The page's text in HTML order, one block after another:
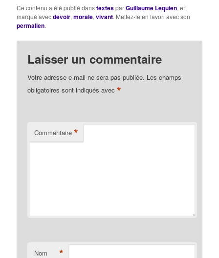
une étagère ni encore
faire frire des beignets.
C ’est aussi le cas de
disons pas (et ne
devons…
Ce contenu a été publié danstextesparGuillaume Lequien, et
marqué avecdevoir,morale,vivant. Mettez-le en favori avec son
permalien.
Laisser un commentaire
Votre adresse e-mail ne sera pas publiée. Les champs
obligatoires sont indiqués avec*
Commentaire *
Nom *